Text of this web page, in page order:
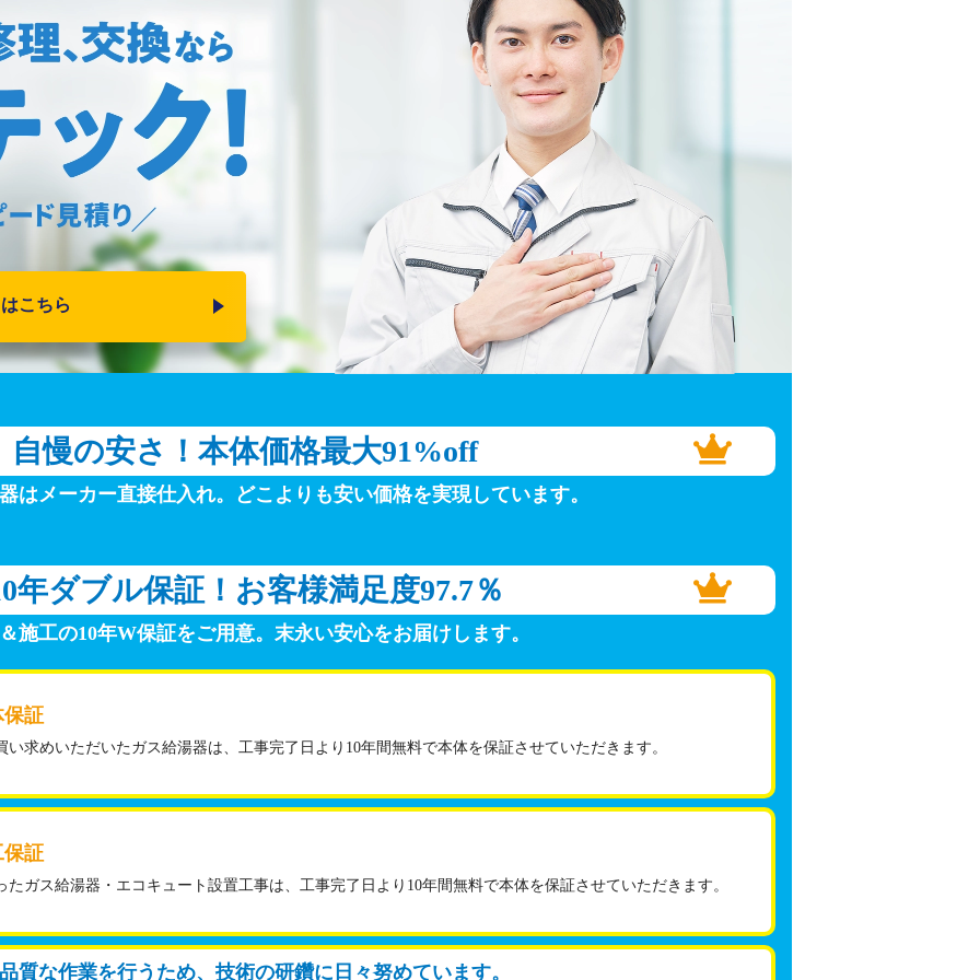
こちら
自慢の安さ！ 本体価格最大91%off
はメーカー直接仕入れ。 どこよりも安い価格を実現しています。
年ダブル保証！ お客様満足度97.7％
施工の10年W保証をご用意。 末永い安心をお届けします。
保証
い求めいただいたガス給湯器は、工事完了日より10年間無料で本体を保証させていただきます。
保証
たガス給湯器・エコキュート設置工事は、工事完了日より10年間無料で本体を保証させていただきます。
質な作業を行うため、技術の研鑽に日々努めています。